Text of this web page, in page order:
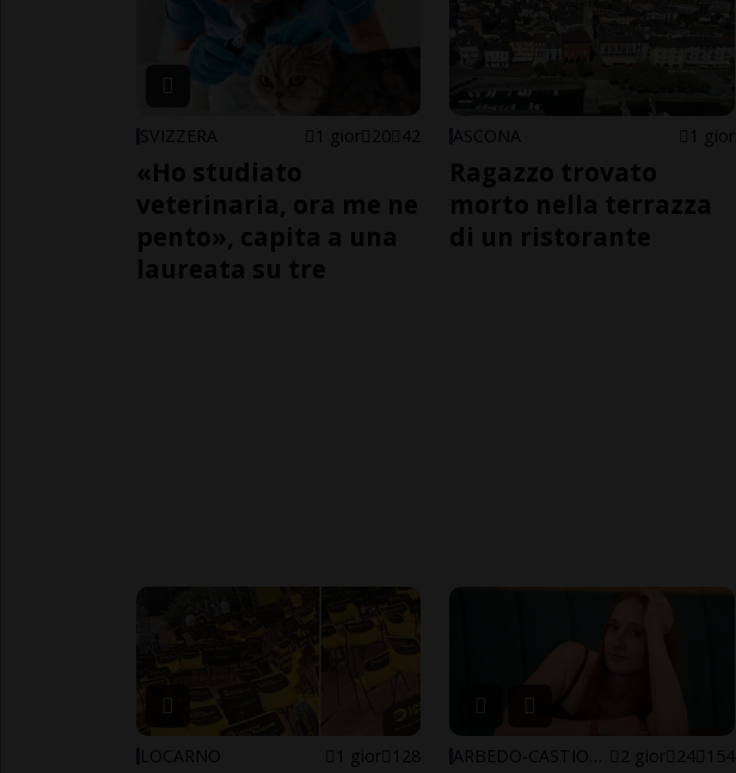
SVIZZERA 1 gior 20 42
«Ho studiato
veterinaria, ora me ne
pento», capita a una
laureata su tre
ASCONA 1 gior
Ragazzo trovato
morto nella terrazza
di un ristorante
LOCARNO 1 gior 128 2 gior 24 154